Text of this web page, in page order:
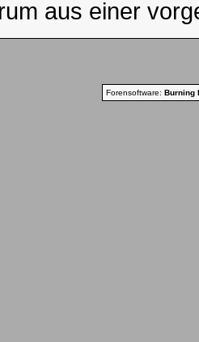
aus einer
Forensoftware: Burning